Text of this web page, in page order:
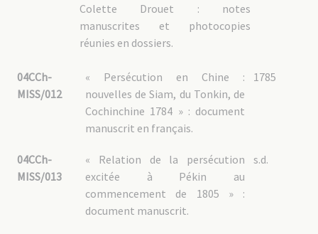
04CCh-GUA – 6 : Documentation
04CCh-GUA – 7 : Correspondance des PP. MEP
04CCh-MAR : Martyrs de Chine
04CCh-MAR – 1.1 : P. Gabriel-Taurin DUFRESSE [0246]
04CCh-MAR – 1.2 : P. Auguste CHAPDELAINE [620]
04CCh-MAR – 1.3 : P. Jean-Pierre NEEL [0733]
04CCh-MAR – 1.4 : Procès en béatification
04CCh-MAR – 2 : P. Jean-Martin MOYË [0235], béatifié le 21
04CCh-MAR – 3 : Martyrs non MEP
04CCh-GAL : Généralités
04CCh-GAL – 1 : Documentation religieuse
Colette Drouet : notes
manuscrites et photocopies
réunies en dossiers.
04CCh-
MISS/012
1785
« Persécution en Chine :
nouvelles de Siam, du Tonkin, de
Cochinchine 1784 » : document
manuscrit en français.
04CCh-
MISS/013
s.d.
« Relation de la persécution
excitée à Pékin au
commencement de 1805 » :
document manuscrit.